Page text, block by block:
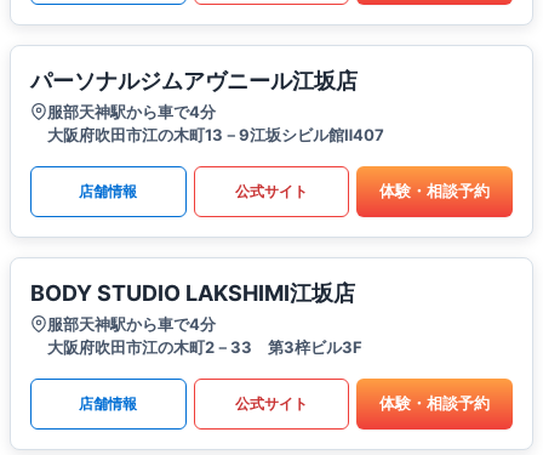
パーソナルジムアヴニール江坂店
服部天神駅から車で4分
大阪府吹田市江の木町13－9江坂シビル館Ⅱ407
店舗情報 公式サイト 体験・相談予約
BODY STUDIO LAKSHIMI江坂店
服部天神駅から車で4分
大阪府吹田市江の木町2－33 第3梓ビル3F
店舗情報 公式サイト 体験・相談予約